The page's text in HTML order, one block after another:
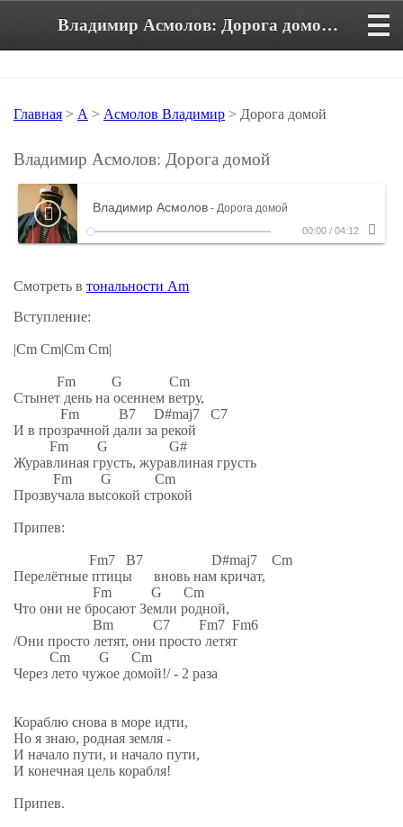
Владимир Асмолов: Дорога домой. Аккорды и текст песни
Главная > А > Асмолов Владимир > Дорога домой
Владимир Асмолов: Дорога домой
Владимир Асмолов - Дорога домой
00:00 / 04:12
Смотреть в тональности Am
Вступление:
|Cm Cm|Cm Cm|
Fm G Cm
Стынет день на осеннем ветру,
Fm B7 D#maj7 C7
И в прозрачной дали за рекой
Fm G G#
Журавлиная грусть, журавлиная грусть
Fm G Cm
Прозвучала высокой строкой
Припев:
Fm7 B7 D#maj7 Cm
Перелётные птицы вновь нам кричат,
Fm G Cm
Что они не бросают Земли родной,
Bm C7 Fm7 Fm6
/Они просто летят, они просто летят
Cm G Cm
Через лето чужое домой!/ - 2 раза
Кораблю снова в море идти,
Но я знаю, родная земля -
И начало пути, и начало пути,
И конечная цель корабля!
Припев.